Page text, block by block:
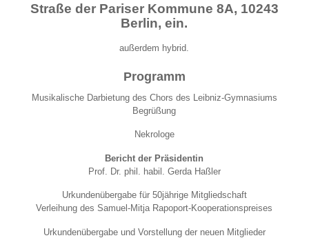
Straße der Pariser Kommune 8A, 10243
Berlin, ein.
außerdem hybrid.
Programm
Musikalische Darbietung des Chors des Leibniz-Gymnasiums
Begrüßung
Nekrologe
Bericht der Präsidentin
Prof. Dr. phil. habil. Gerda Haßler
Urkundenübergabe für 50jährige Mitgliedschaft
Verleihung des Samuel-Mitja Rapoport-Kooperationspreises
Urkundenübergabe und Vorstellung der neuen Mitglieder